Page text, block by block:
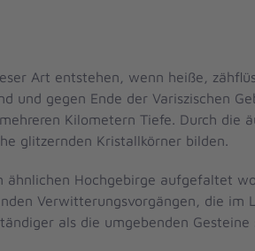
Art entstehen, wenn heiße,
und gegen Ende der Variszischen
Kilometern Tiefe. Durch die
glitzernden Kristallkörner bilden.
Hochgebirge aufgefaltet
Verwitterungsvorgängen, die im
als die umgebenden Gesteine